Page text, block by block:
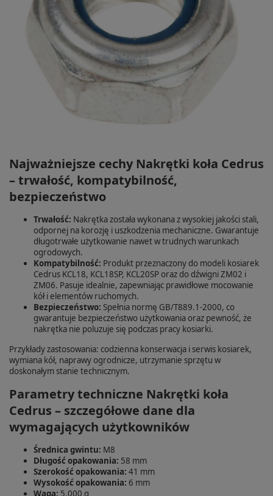
Najważniejsze cechy Nakrętki koła Cedrus
– trwałość, kompatybilność,
bezpieczeństwo
Trwałość: Nakrętka została wykonana z wysokiej jakości stali,
odpornej na korozję i uszkodzenia mechaniczne. Gwarantuje
długotrwałe użytkowanie nawet w trudnych warunkach
ogrodowych.
Kompatybilność: Produkt przeznaczony do modeli kosiarek
Cedrus KCL18, KCL18SP, KCL20SP oraz do dźwigni ZM02 i
ZM06. Pasuje idealnie, zapewniając prawidłowe mocowanie
kół i elementów ruchomych.
Bezpieczeństwo: Spełnia normę GB/T889.1-2000, co
gwarantuje bezpieczeństwo użytkowania oraz pewność, że
nakrętka nie poluzuje się podczas pracy kosiarki.
Przykłady zastosowania: codzienna konserwacja i serwis kosiarek,
wymiana kół, naprawy ogrodnicze, utrzymanie sprzętu w
doskonałym stanie technicznym.
Parametry techniczne Nakrętki koła
Cedrus – szczegółowe dane dla
wymagających użytkowników
Średnica gwintu: M8
Długość opakowania: 58 mm
Szerokość opakowania: 41 mm
Wysokość opakowania: 6 mm
Waga: 5.000 g